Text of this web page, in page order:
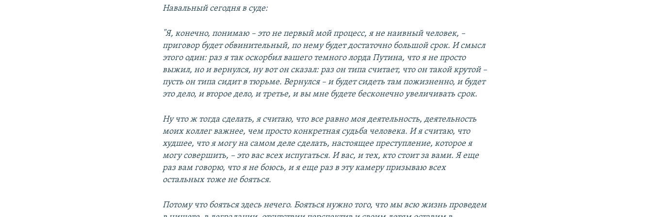
Навальный сегодня в суде:
"Я, конечно, понимаю – это не первый мой процесс, я не наивный человек, –
приговор будет обвинительный, по нему будет достаточно большой срок. И смысл
этого один: раз я так оскорбил вашего темного лорда Путина, что я не просто
выжил, но и вернулся, ну вот он сказал: раз он типа считает, что он такой крутой –
пусть он типа сидит в тюрьме. Вернулся – и будет сидеть там пожизненно, и будет
это дело, и второе дело, и третье, и вы мне будете бесконечно увеличивать срок.
Ну что ж тогда сделать, я считаю, что все равно моя деятельность, деятельность
моих коллег важнее, чем просто конкретная судьба человека. И я считаю, что
худшее, что я могу на самом деле сделать, настоящее преступление, которое я
могу совершить, – это вас всех испугаться. И вас, и тех, кто стоит за вами. Я еще
раз вам говорю, что я не боюсь, и я еще раз в эту камеру призываю всех
остальных тоже не бояться.
Потому что бояться здесь нечего. Бояться нужно того, что мы всю жизнь проведем